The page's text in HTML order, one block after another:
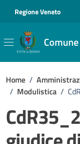
Regione Veneto
Home /
/ Modulistica /